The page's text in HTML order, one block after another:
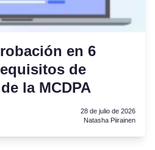
en 6
de
la MCDPA
28 de julio de 2026
Natasha Piirainen